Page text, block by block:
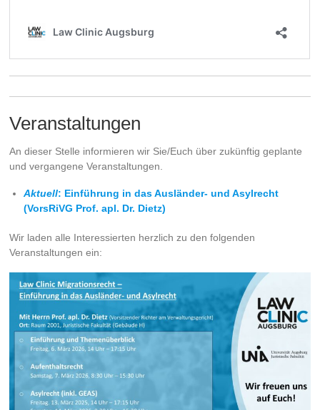
Veranstaltungen
An dieser Stelle informieren wir Sie/Euch über zukünftig geplante
und vergangene Veranstaltungen.
Aktuell: Einführung in das Ausländer- und Asylrecht
(VorsRiVG Prof. apl. Dr. Dietz)
Wir laden alle Interessierten herzlich zu den folgenden
Veranstaltungen ein: